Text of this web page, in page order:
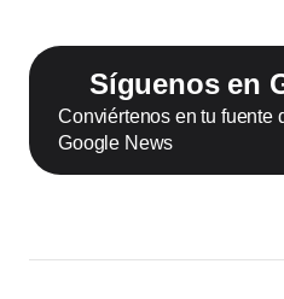
Síguenos en
Conviértenos en tu fuente
Google News